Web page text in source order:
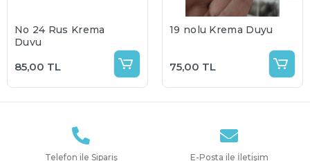
No 24 Rus Krema
Duyu
85,00 TL
19 nolu Krema Duyu
75,00 TL
Telefon ile Sipariş E-Posta ile İletişim